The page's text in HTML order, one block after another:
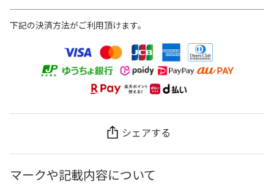
下記の決済方法がご利用頂けます。
シェアする
マークや記載内容について